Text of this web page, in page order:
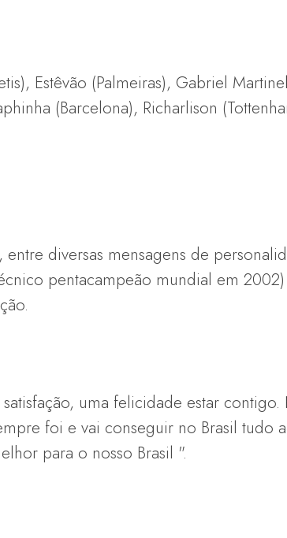
Estêvão (Palmeiras), Gabriel
(Barcelona), Richarlison
diversas mensagens de
pentacampeão mundial em
uma felicidade estar
foi e vai conseguir no Brasil tudo
para o nosso Brasil ".